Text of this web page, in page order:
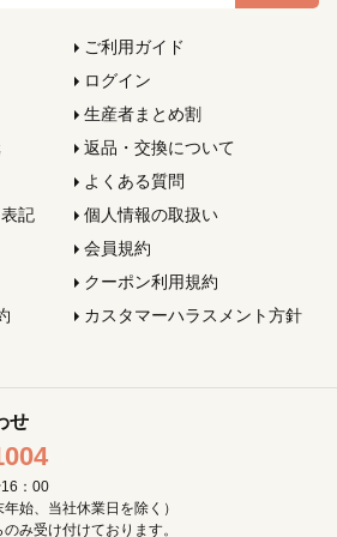
ご利用ガイド
ログイン
生産者まとめ割
返品・交換について
よくある質問
記
個人情報の取扱い
会員規約
クーポン利用規約
カスタマーハラスメント方針
せ
：00
始、当社休業日を除く）
み受け付けております。